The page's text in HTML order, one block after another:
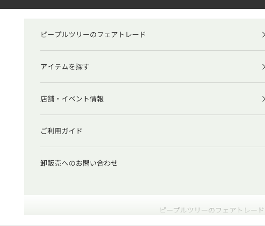
ピープルツリーのフェアトレード
ピープルツリーのフェアトレード
アイテムを探す
店舗・イベント情報
ご利用ガイド
卸販売へのお問い合わせ